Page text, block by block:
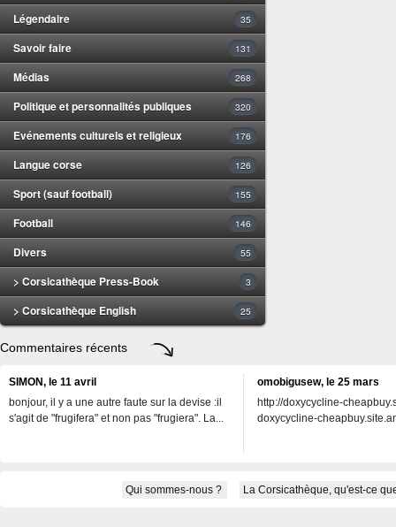
Légendaire 35
Savoir faire 131
Médias 268
Politique et personnalités publiques 320
Evénements culturels et religieux 176
Langue corse 126
Sport (sauf football) 155
Football 146
Divers 55
> Corsicathèque Press-Book 3
> Corsicathèque English 25
Commentaires récents
SIMON, le 11 avril
bonjour, il y a une autre faute sur la devise :il
s'agit de "frugifera" et non pas "frugiera". La...
omobigusew, le 25 mars
http://doxycycline-
doxycycline-
Qui sommes-nous ? La Corsicathèque, qu'est-ce